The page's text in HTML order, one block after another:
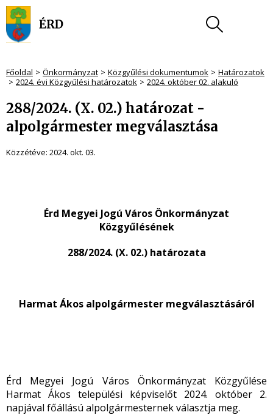
Főoldal Önkormányzat Közgyűlési dokumentumok
Határozatok
2024. évi Közgyűlési határozatok
2024. október 02. alakuló
288/2024. (X. 02.) határozat -
alpolgármester megválasztása
Közzétéve: 2024. okt. 03.
Érd Megyei Jogú Város Önkormányzat
Közgyűlésének
288/2024. (X. 02.) határozata
Harmat Ákos alpolgármester megválasztásáról
Érd Megyei Jogú Város Önkormányzat Közgyűlése
Harmat Ákos települési képviselőt 2024. október 2.
napjával főállású alpolgármesternek választja meg.